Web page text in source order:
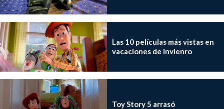
Las 10 películas más vistas en
vacaciones de invienro
Toy Story 5 arrasó